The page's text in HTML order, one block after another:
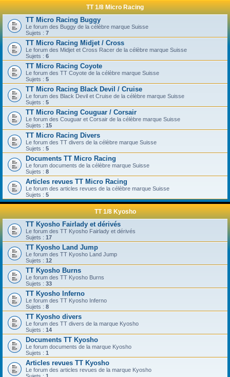
TT 1/8 Micro Racing
TT Micro Racing Buggy
Le forum des Buggy de la célèbre marque Suisse
Sujets : 7
TT Micro Racing Midjet / Cross
Le forum des Midjet et Cross Racer de la célèbre marque Suisse
Sujets : 6
TT Micro Racing Coyote
Le forum des TT Coyote de la célèbre marque Suisse
Sujets : 5
TT Micro Racing Black Devil / Cruise
Le forum des Black Devil et Cruise de la célèbre marque Suisse
Sujets : 5
TT Micro Racing Couguar / Corsair
Le forum des Couguar et Corsair de la célèbre marque Suisse
Sujets : 15
TT Micro Racing Divers
Le forum des TT divers de la célèbre marque Suisse
Sujets : 5
Documents TT Micro Racing
Le forum documents de la célèbre marque Suisse
Sujets : 8
Articles revues TT Micro Racing
Le forum des articles revues de la célèbre marque Suisse
Sujets : 5
TT 1/8 Kyosho
TT Kyosho Fairlady et dérivés
Le forum des TT Kyosho Fairlady et dérivés
Sujets : 17
TT Kyosho Land Jump
Le forum des TT Kyosho Land Jump
Sujets : 12
TT Kyosho Burns
Le forum des TT Kyosho Burns
Sujets : 33
TT Kyosho Inferno
Le forum des TT Kyosho Inferno
Sujets : 8
TT Kyosho divers
Le forum des TT divers de la marque Kyosho
Sujets : 14
Documents TT Kyosho
Le forum documents de la marque Kyosho
Sujets : 1
Articles revues TT Kyosho
Le forum des articles revues de la marque Kyosho